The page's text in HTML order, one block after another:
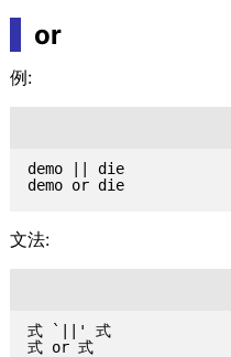
or
例:
demo || die
demo or die
文法:
式 `||' 式
式 or 式